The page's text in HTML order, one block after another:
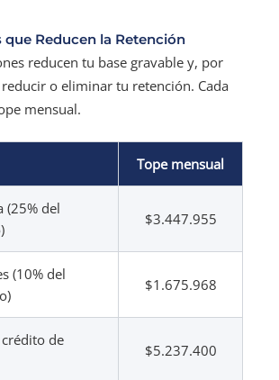
que Reducen la Retención
reducen tu base gravable y, por
o eliminar tu retención. Cada
mensual.
Tope mensual
(25% del
$3.447.955
(10% del
$1.675.968
de
$5.237.400